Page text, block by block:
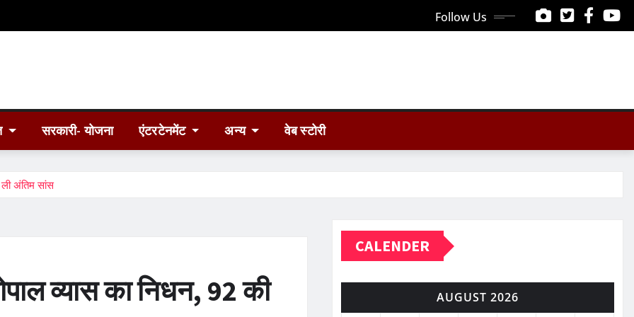
Follow Us
सरकारी- योजना एंटरटेनमेंट अन्य वेब स्टोरी
अंतिम सांस
व्यास का निधन, 92 की
CALENDER
AUGUST 2026